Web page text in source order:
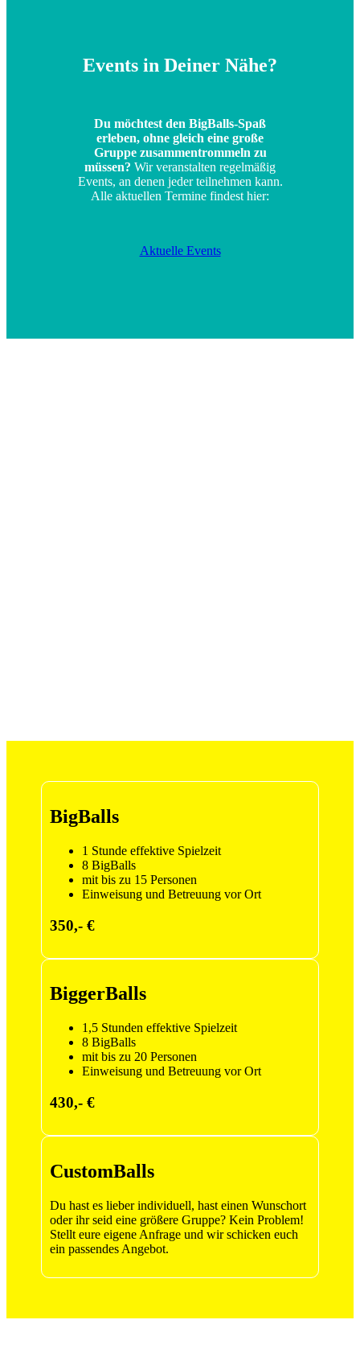
Events in Deiner Nähe?
Du möchtest den BigBalls-Spaß
erleben, ohne gleich eine große
Gruppe zusammentrommeln zu
müssen? Wir veranstalten regelmäßig
Events, an denen jeder teilnehmen kann.
Alle aktuellen Termine findest hier:
Aktuelle Events
BigBalls
1 Stunde effektive Spielzeit
8 BigBalls
mit bis zu 15 Personen
Einweisung und Betreuung vor Ort
350,- €
BiggerBalls
1,5 Stunden effektive Spielzeit
8 BigBalls
mit bis zu 20 Personen
Einweisung und Betreuung vor Ort
430,- €
CustomBalls
Du hast es lieber individuell, hast einen Wunschort
oder ihr seid eine größere Gruppe? Kein Problem!
Stellt eure eigene Anfrage und wir schicken euch
ein passendes Angebot.